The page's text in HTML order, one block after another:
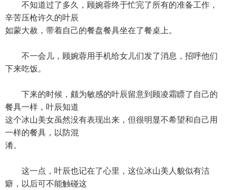
不知道过了多久，顾婉蓉终于忙完了所有的准备工作，
辛苦压枪许久的叶辰
如蒙大赦，带着自己的餐盘餐具坐在了餐桌上。
不一会儿，顾婉蓉用手机给女儿们发了消息，招呼他们
下来吃饭。
下来的时候，颇为敏感的叶辰留意到顾凌霜瞟了自己的
餐具一样，叶辰知道
这个冰山美女虽然没有表现出来，但很明显不希望和自己用
一样的餐具，以防混
淆。
这一点，叶辰也记在了心里，这位冰山美人貌似有洁
癖，以后可不能触碰这